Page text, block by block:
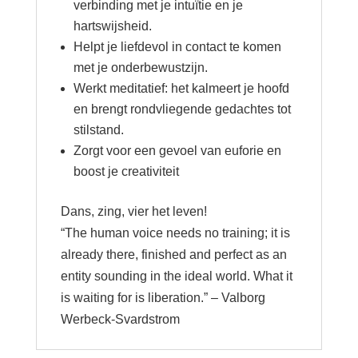
verbinding met je intuïtie en je
hartswijsheid.
Helpt je liefdevol in contact te komen
met je onderbewustzijn.
Werkt meditatief: het kalmeert je hoofd
en brengt rondvliegende gedachtes tot
stilstand.
Zorgt voor een gevoel van euforie en
boost je creativiteit
Dans, zing, vier het leven!
“The human voice needs no training; it is
already there, finished and perfect as an
entity sounding in the ideal world. What it
is waiting for is liberation.” – Valborg
Werbeck-Svardstrom